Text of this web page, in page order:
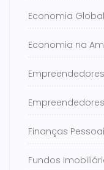
Economia Global
Economia na
Finanças
Fundos